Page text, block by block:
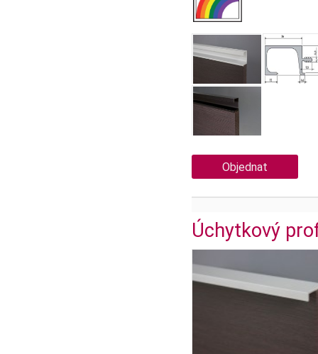
Objednat
Úchytkový